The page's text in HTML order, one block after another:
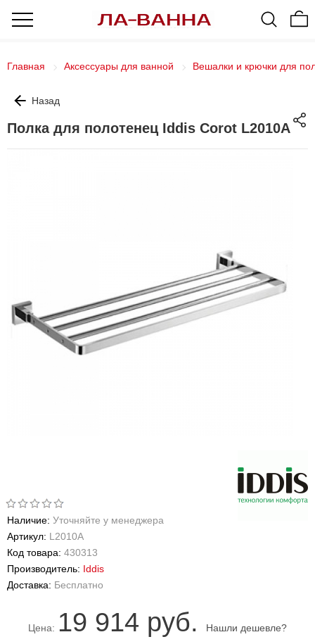
Главная Аксессуары для ванной Вешалки и крючки для
Назад
Полка для полотенец Iddis Corot L2010A
Наличие: Уточняйте у менеджера
Артикул: L2010A
Код товара: 430313
Производитель: Iddis
Доставка: Бесплатно
Цена: 19 914 руб. Нашли дешевле?